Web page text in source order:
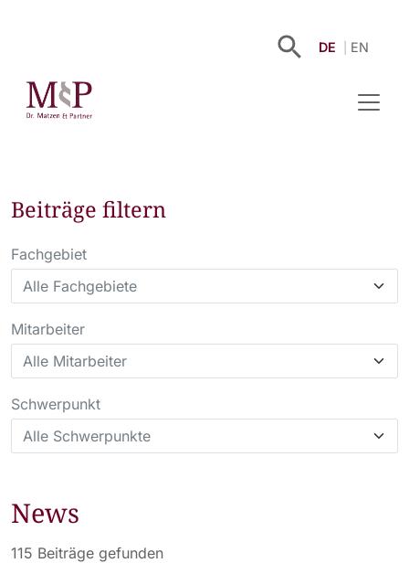
DE EN
Beiträge filtern
Fachgebiet
Mitarbeiter
Schwerpunkt
News
115 Beiträge gefunden